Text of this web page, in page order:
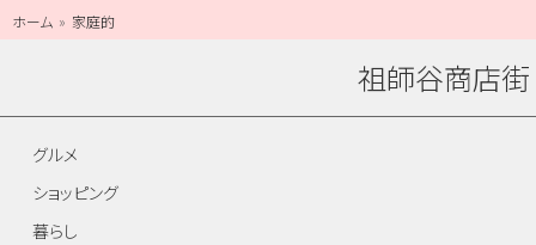
ホーム 家庭的
祖師谷商店街
グルメ
ショッピング
暮らし